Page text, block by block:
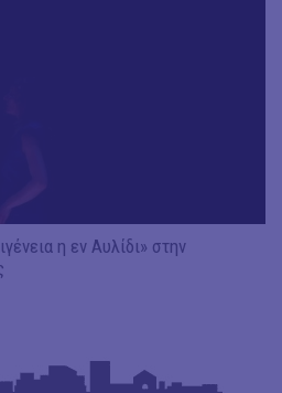
η εν Αυλίδι» στην